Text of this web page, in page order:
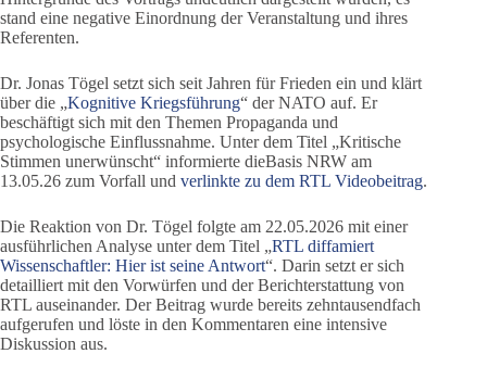
stand eine negative Einordnung der Veranstaltung und ihres
Referenten.
Dr. Jonas Tögel setzt sich seit Jahren für Frieden ein und klärt
über die „Kognitive Kriegsführung“ der NATO auf. Er
beschäftigt sich mit den Themen Propaganda und
psychologische Einflussnahme. Unter dem Titel „Kritische
Stimmen unerwünscht“ informierte dieBasis NRW am
13.05.26 zum Vorfall und verlinkte zu dem RTL Videobeitrag.
Die Reaktion von Dr. Tögel folgte am 22.05.2026 mit einer
ausführlichen Analyse unter dem Titel „RTL diffamiert
Wissenschaftler: Hier ist seine Antwort“. Darin setzt er sich
detailliert mit den Vorwürfen und der Berichterstattung von
RTL auseinander. Der Beitrag wurde bereits zehntausendfach
aufgerufen und löste in den Kommentaren eine intensive
Diskussion aus.